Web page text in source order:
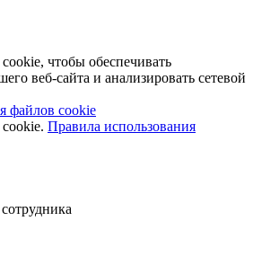
чтобы обеспечивать
веб-сайта и анализировать сетевой
файлов cookie
Правила использования